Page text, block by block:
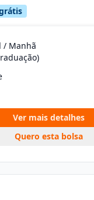
/ Manhã
Ver mais detalhes
Quero esta bolsa